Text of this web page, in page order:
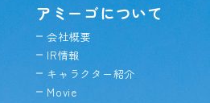
アミーゴについて
会社概要
IR情報
キャラクター紹介
Movie